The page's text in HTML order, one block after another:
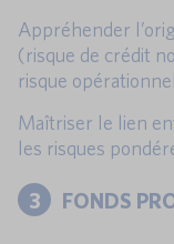
Appréhender
(risque de crédit
risque
Maîtriser le lien
les risques
3 FONDS